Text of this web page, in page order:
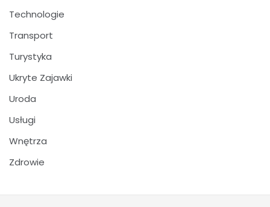
Technologie
Transport
Turystyka
Ukryte Zajawki
Uroda
Usługi
Wnętrza
Zdrowie